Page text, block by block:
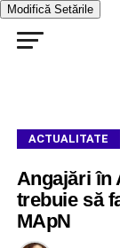
Modifică Setările
ACTUALITATE
Angajări în
trebuie să
MApN